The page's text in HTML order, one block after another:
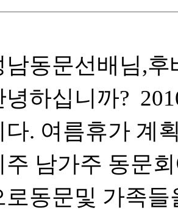
남동문선배님,후
녕하십니까?
다. 여름휴가 계
주 남가주 동문
로동문및 가족